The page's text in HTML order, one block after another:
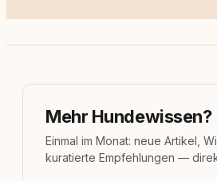
Mehr Hundewissen?
Einmal im Monat: neue Artikel,
kuratierte Empfehlungen —